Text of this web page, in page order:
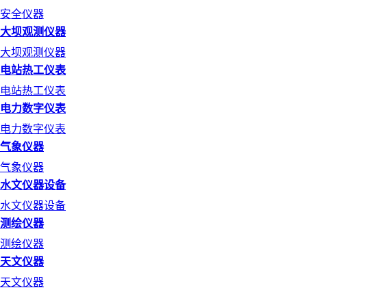
安全仪器
大坝观测仪器
大坝观测仪器
电站热工仪表
电站热工仪表
电力数字仪表
电力数字仪表
气象仪器
气象仪器
水文仪器设备
水文仪器设备
测绘仪器
测绘仪器
天文仪器
天文仪器